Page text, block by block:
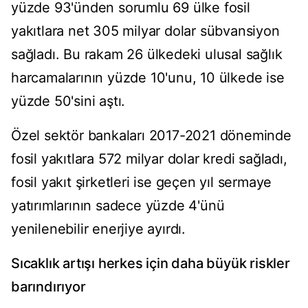
yüzde 93'ünden sorumlu 69 ülke fosil
yakıtlara net 305 milyar dolar sübvansiyon
sağladı. Bu rakam 26 ülkedeki ulusal sağlık
harcamalarının yüzde 10'unu, 10 ülkede ise
yüzde 50'sini aştı.
Özel sektör bankaları 2017-2021 döneminde
fosil yakıtlara 572 milyar dolar kredi sağladı,
fosil yakıt şirketleri ise geçen yıl sermaye
yatırımlarının sadece yüzde 4'ünü
yenilenebilir enerjiye ayırdı.
Sıcaklık artışı herkes için daha büyük riskler
barındırıyor